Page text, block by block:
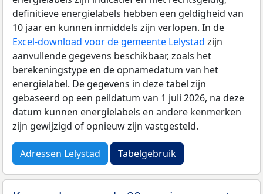
definitieve energielabels hebben een geldigheid van
10 jaar en kunnen inmiddels zijn verlopen. In de
Excel-download voor de gemeente Lelystad zijn
aanvullende gegevens beschikbaar, zoals het
berekeningstype en de opnamedatum van het
energielabel. De gegevens in deze tabel zijn
gebaseerd op een peildatum van 1 juli 2026, na deze
datum kunnen energielabels en andere kenmerken
zijn gewijzigd of opnieuw zijn vastgesteld.
Adressen Lelystad Tabelgebruik